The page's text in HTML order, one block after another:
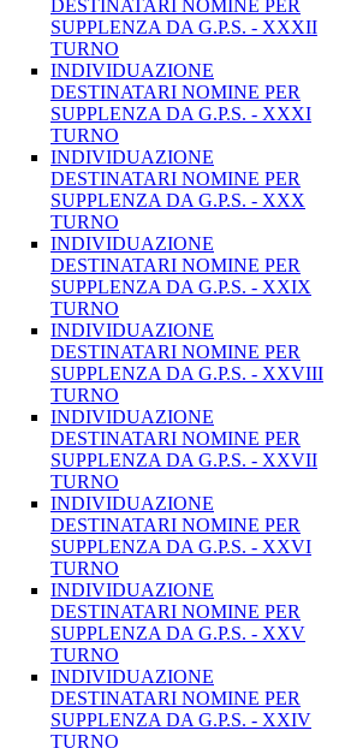
DESTINATARI NOMINE PER
SUPPLENZA DA G.P.S. - XXXII
TURNO
INDIVIDUAZIONE
DESTINATARI NOMINE PER
SUPPLENZA DA G.P.S. - XXXI
TURNO
INDIVIDUAZIONE
DESTINATARI NOMINE PER
SUPPLENZA DA G.P.S. - XXX
TURNO
INDIVIDUAZIONE
DESTINATARI NOMINE PER
SUPPLENZA DA G.P.S. - XXIX
TURNO
INDIVIDUAZIONE
DESTINATARI NOMINE PER
SUPPLENZA DA G.P.S. - XXVIII
TURNO
INDIVIDUAZIONE
DESTINATARI NOMINE PER
SUPPLENZA DA G.P.S. - XXVII
TURNO
INDIVIDUAZIONE
DESTINATARI NOMINE PER
SUPPLENZA DA G.P.S. - XXVI
TURNO
INDIVIDUAZIONE
DESTINATARI NOMINE PER
SUPPLENZA DA G.P.S. - XXV
TURNO
INDIVIDUAZIONE
DESTINATARI NOMINE PER
SUPPLENZA DA G.P.S. - XXIV
TURNO